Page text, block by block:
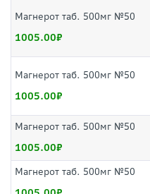
Магнерот таб. 500мг №50
1005.00
Магнерот таб. 500мг №50
1005.00
Магнерот таб. 500мг №50
1005.00
Магнерот таб. 500мг №50